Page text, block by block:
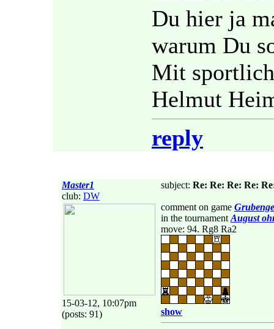
Du hier ja
warum Du
Mit
Helmut
reply
Master1
club: DW
15-03-12, 10:07pm
(posts: 91)
subject: Re: Re: Re: Re:
comment on game
in the tournament August
move: 94. Rg8 Ra2
show